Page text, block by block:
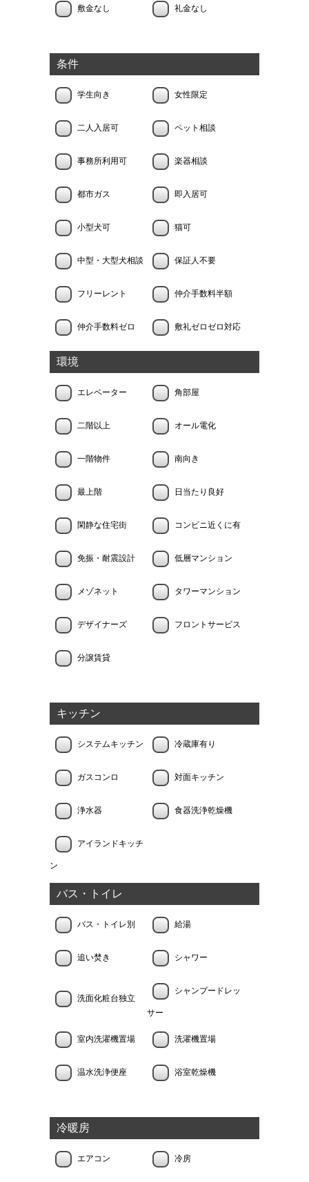
敷金なし 礼金なし
条件
学生向き 女性限定
二人入居可 ペット相談
事務所利用可 楽器相談
都市ガス 即入居可
小型犬可 猫可
中型・大型犬相談 保証人不要
フリーレント 仲介手数料半額
仲介手数料ゼロ 敷礼ゼロゼロ対応
環境
エレベーター 角部屋
二階以上 オール電化
一階物件 南向き
最上階 日当たり良好
閑静な住宅街 コンビニ近くに有
免振・耐震設計 低層マンション
メゾネット タワーマンション
デザイナーズ フロントサービス
分譲賃貸
キッチン
システムキッチン 冷蔵庫有り
ガスコンロ 対面キッチン
浄水器 食器洗浄乾燥機
アイランドキッチ
ン
バス・トイレ
バス・トイレ別 給湯
追い焚き シャワー
洗面化粧台独立
シャンプードレッ
サー
室内洗濯機置場 洗濯機置場
温水洗浄便座 浴室乾燥機
冷暖房
エアコン 冷房